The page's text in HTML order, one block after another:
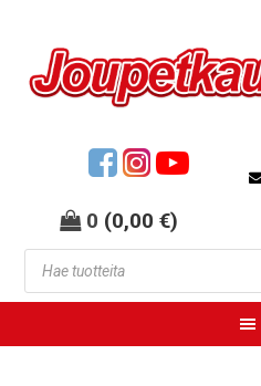
0 (0,00€)